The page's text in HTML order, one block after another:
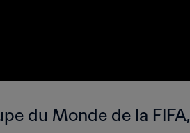
du Monde de la FIFA,